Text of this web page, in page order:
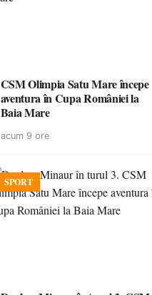
CSM Olimpia Satu Mare începe
aventura în Cupa României la
Baia Mare
acum 9 ore
SPORT